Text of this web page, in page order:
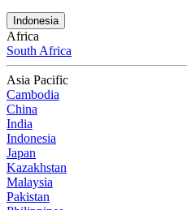
Indonesia
Africa
South Africa
Asia Pacific
Cambodia
China
India
Indonesia
Japan
Kazakhstan
Malaysia
Pakistan